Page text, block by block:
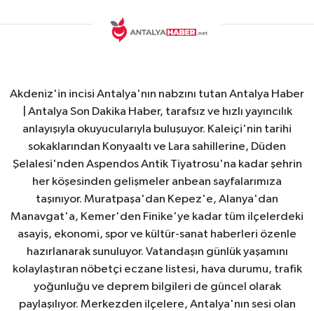
Akdeniz'in incisi Antalya'nın nabzını tutan Antalya Haber
| Antalya Son Dakika Haber, tarafsız ve hızlı yayıncılık
anlayışıyla okuyucularıyla buluşuyor. Kaleiçi'nin tarihi
sokaklarından Konyaaltı ve Lara sahillerine, Düden
Şelalesi'nden Aspendos Antik Tiyatrosu'na kadar şehrin
her köşesinden gelişmeler anbean sayfalarımıza
taşınıyor. Muratpaşa'dan Kepez'e, Alanya'dan
Manavgat'a, Kemer'den Finike'ye kadar tüm ilçelerdeki
asayiş, ekonomi, spor ve kültür-sanat haberleri özenle
hazırlanarak sunuluyor. Vatandaşın günlük yaşamını
kolaylaştıran nöbetçi eczane listesi, hava durumu, trafik
yoğunluğu ve deprem bilgileri de güncel olarak
paylaşılıyor. Merkezden ilçelere, Antalya'nın sesi olan